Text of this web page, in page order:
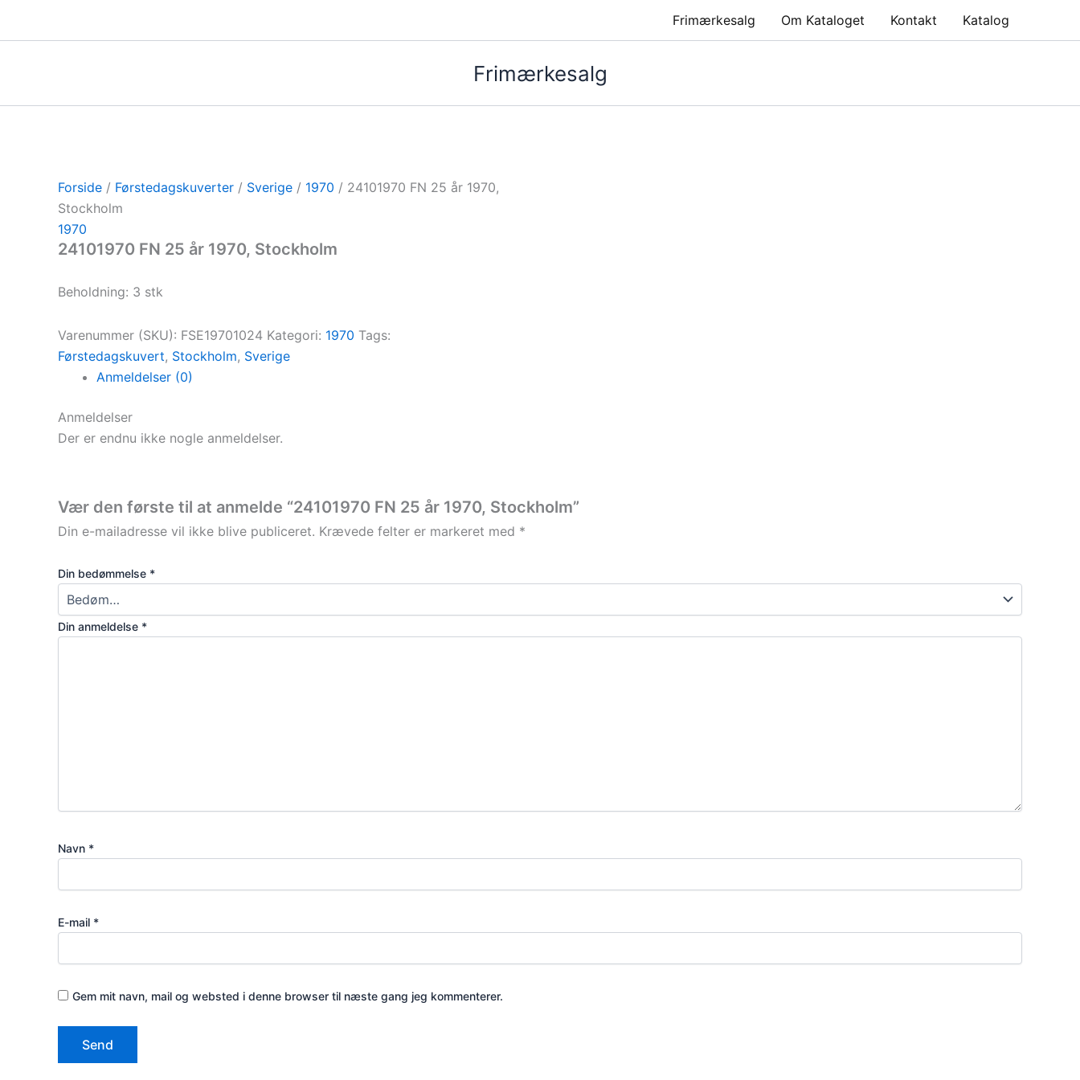
Frimærkesalg Om Kataloget Kontakt Katalog
Frimærkesalg
Forside / Førstedagskuverter / Sverige / 1970 / 24101970 FN 25 år 1970,
Stockholm
1970
24101970 FN 25 år 1970, Stockholm
Beholdning: 3 stk
Varenummer (SKU): FSE19701024 Kategori: 1970 Tags:
Førstedagskuvert, Stockholm, Sverige
Anmeldelser (0)
Anmeldelser
Der er endnu ikke nogle anmeldelser.
Vær den første til at anmelde “24101970 FN 25 år 1970, Stockholm”
Din e-mailadresse vil ikke blive publiceret. Krævede felter er markeret med *
Din bedømmelse *
Din anmeldelse *
Navn *
E-mail *
Gem mit navn, mail og websted i denne browser til næste gang jeg kommenterer.